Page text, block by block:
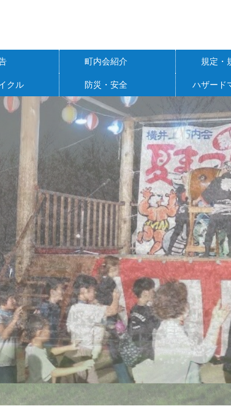
町内会紹介 規定・
クル 防災・安全 ハザード